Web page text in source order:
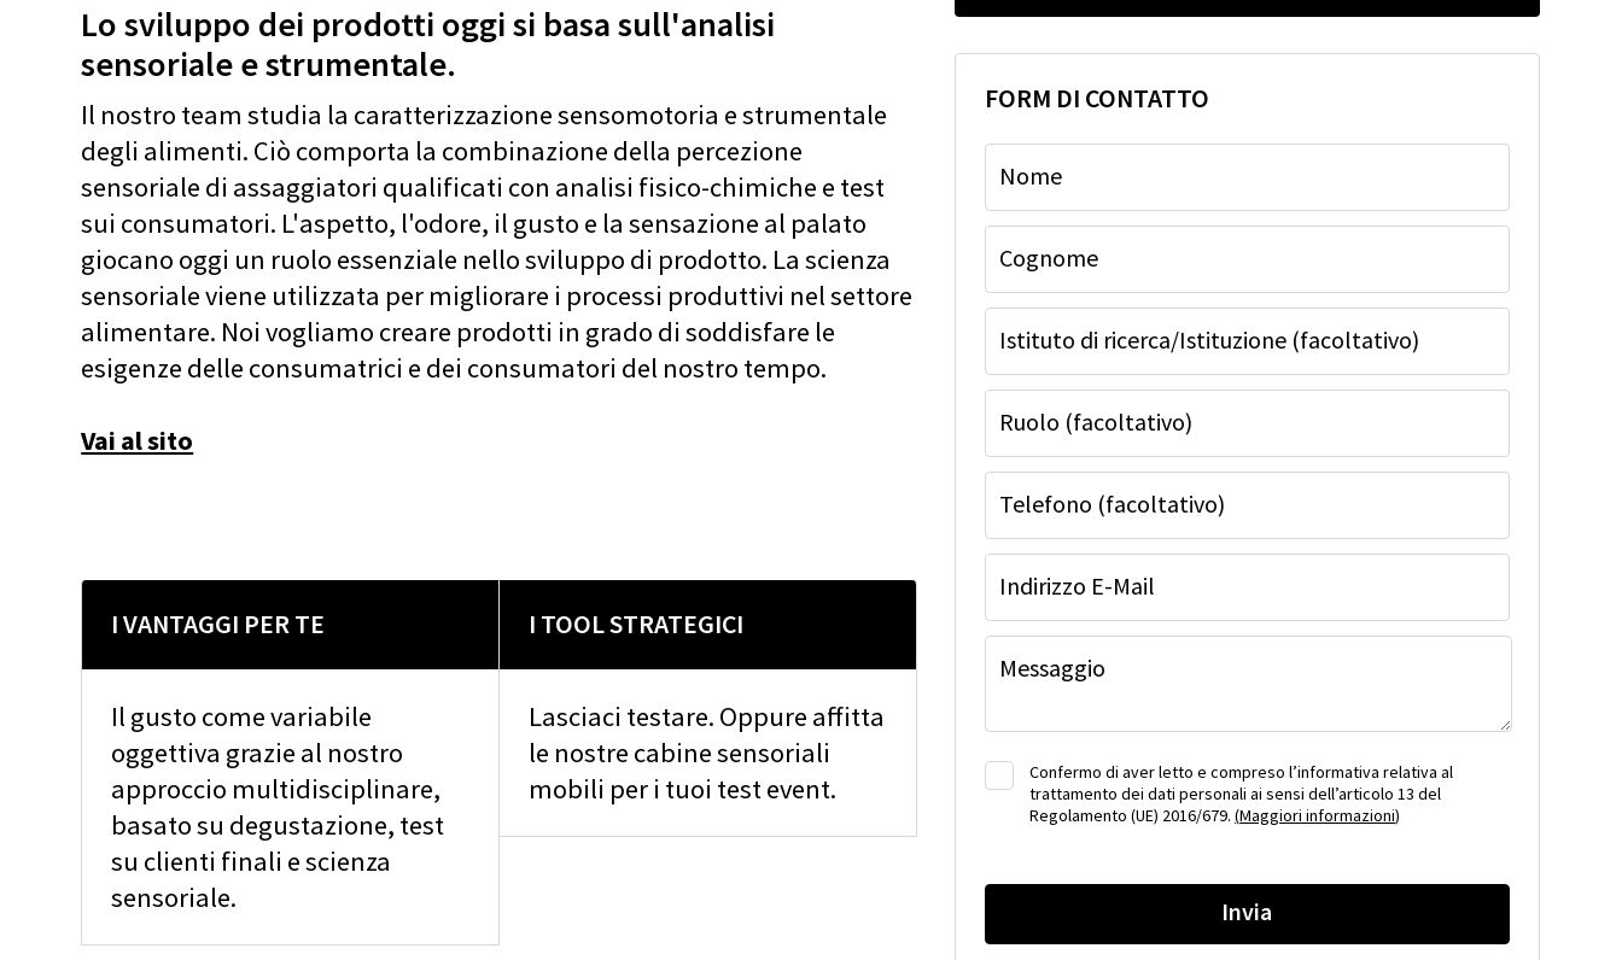
Lo sviluppo dei prodotti oggi si basa sull'analisi
sensoriale e strumentale.
Il nostro team studia la caratterizzazione sensomotoria e strumentale
degli alimenti. Ciò comporta la combinazione della percezione
sensoriale di assaggiatori qualificati con analisi fisico-chimiche e test
sui consumatori. L'aspetto, l'odore, il gusto e la sensazione al palato
giocano oggi un ruolo essenziale nello sviluppo di prodotto. La scienza
sensoriale viene utilizzata per migliorare i processi produttivi nel settore
alimentare. Noi vogliamo creare prodotti in grado di soddisfare le
esigenze delle consumatrici e dei consumatori del nostro tempo.
Vai al sito
I VANTAGGI PER TE
Il gusto come variabile
oggettiva grazie al nostro
approccio multidisciplinare,
basato su degustazione, test
su clienti finali e scienza
sensoriale.
I TOOL STRATEGICI
Lasciaci testare. Oppure affitta
le nostre cabine sensoriali
mobili per i tuoi test event.
FORM DI CONTATTO
Nome
Cognome
Istituto di ricerca/Istituzione (facoltativo)
Ruolo (facoltativo)
Telefono (facoltativo)
Indirizzo E-Mail
Messaggio
Confermo di aver letto e compreso l’informativa relativa al
trattamento dei dati personali ai sensi dell’articolo 13 del
Regolamento (UE) 2016/679.(Maggiori informazioni)
Invia